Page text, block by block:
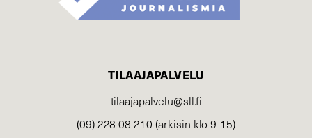
TILAAJAPALVELU
tilaajapalvelu@sll.fi
(09) 228 08 210 (arkisin klo 9-15)